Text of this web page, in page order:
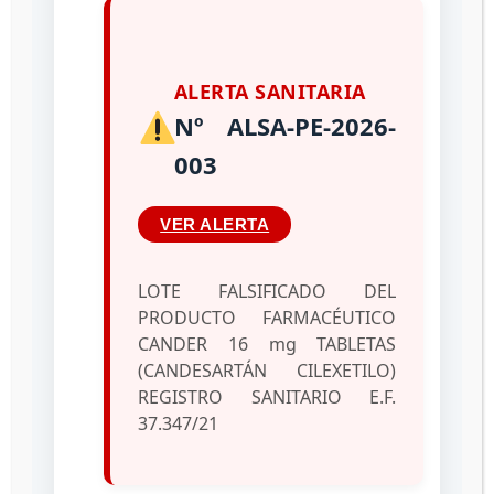
Las sospechas de defectos de calidad deben
informarse a la Dirección de Vigilancia
Sanitaria adscrita a la Dirección General de
Regulación Sanitaria de Productos de Uso y
Consumo Humano del INHRR, según la opción
de su preferencia:
ALERTA SANITARIA
Nº ALSA-PE-2026-
003
VER ALERTA
LOTE FALSIFICADO DEL
PRODUCTO FARMACÉUTICO
CANDER 16 mg TABLETAS
(CANDESARTÁN CILEXETILO)
REGISTRO SANITARIO E.F.
37.347/21